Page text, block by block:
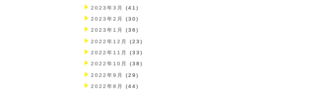
2023年3月 (41)
2023年2月 (30)
2023年1月 (36)
2022年12月 (23)
2022年11月 (33)
2022年10月 (38)
2022年9月 (29)
2022年8月 (44)